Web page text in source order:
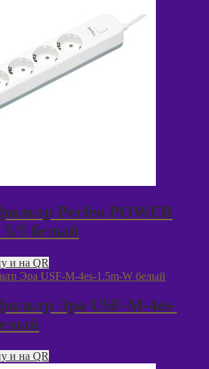
Perfeo POWER
5 белый
и на QR
Эра USF-M-4es-
и на QR